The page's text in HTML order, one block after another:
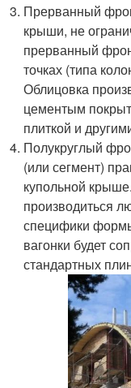
Прерванный
крыши, не
прерванный
точках (типа
Облицовка
цементым
плиткой и
Полукруглый
(или сегмент)
купольной
производиться
специфики
вагонки будет
стандартных